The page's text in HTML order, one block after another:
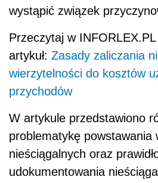
wystąpić związek
Przeczytaj w
artykuł: Zasady zaliczania
wierzytelności do kosztów
przychodów
W artykule przedstawiono
problematykę powstawania
nieściągalnych oraz
udokumentowania